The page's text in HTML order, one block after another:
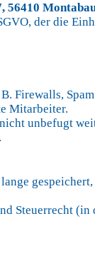
56410
der die
Firewalls,
Mitarbeiter.
unbefugt
Steuerrecht (in